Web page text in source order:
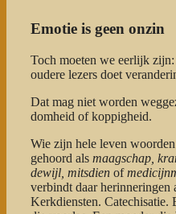
Emotie is geen onzin
Toch moeten we eerlijk
oudere lezers doet
Dat mag niet worden
domheid of koppigheid.
Wie zijn hele leven
gehoord als maagschap,
dewijl, mitsdien of
verbindt daar herinneringen
Kerkdiensten. Catechisatie.